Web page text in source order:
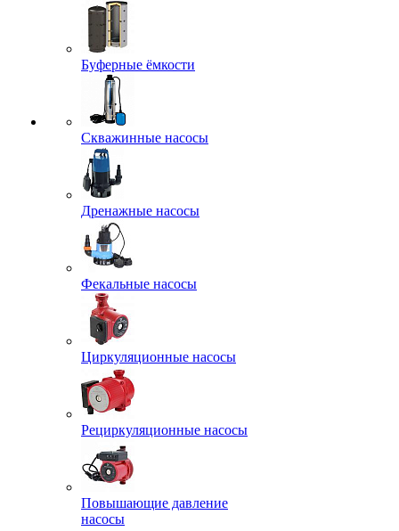
Буферные ёмкости
Скважинные насосы
Дренажные насосы
Фекальные насосы
Циркуляционные насосы
Рециркуляционные насосы
Повышающие давление
насосы